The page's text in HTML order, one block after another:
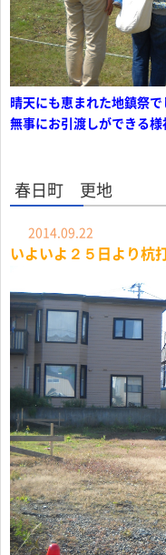
晴天にも恵まれた地鎮祭で
無事にお引渡しができる様
春日町 更地
2014.09.22
いよいよ２５日より杭